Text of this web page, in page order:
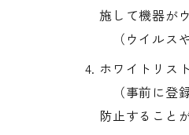
施して機器が
（ウイルス
ホワイトリス
（事前に登
防止すること